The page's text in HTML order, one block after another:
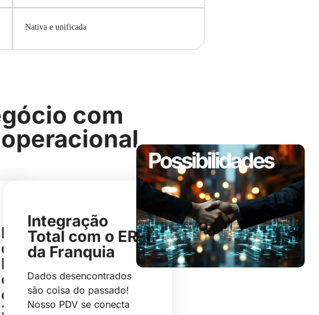
Nativa e unificada
com
Emissão
de
NF-
e
em
3
Integração
Total com o ERP
da Franquia
Dados desencontrados
são coisa do passado!
Nosso PDV se conecta